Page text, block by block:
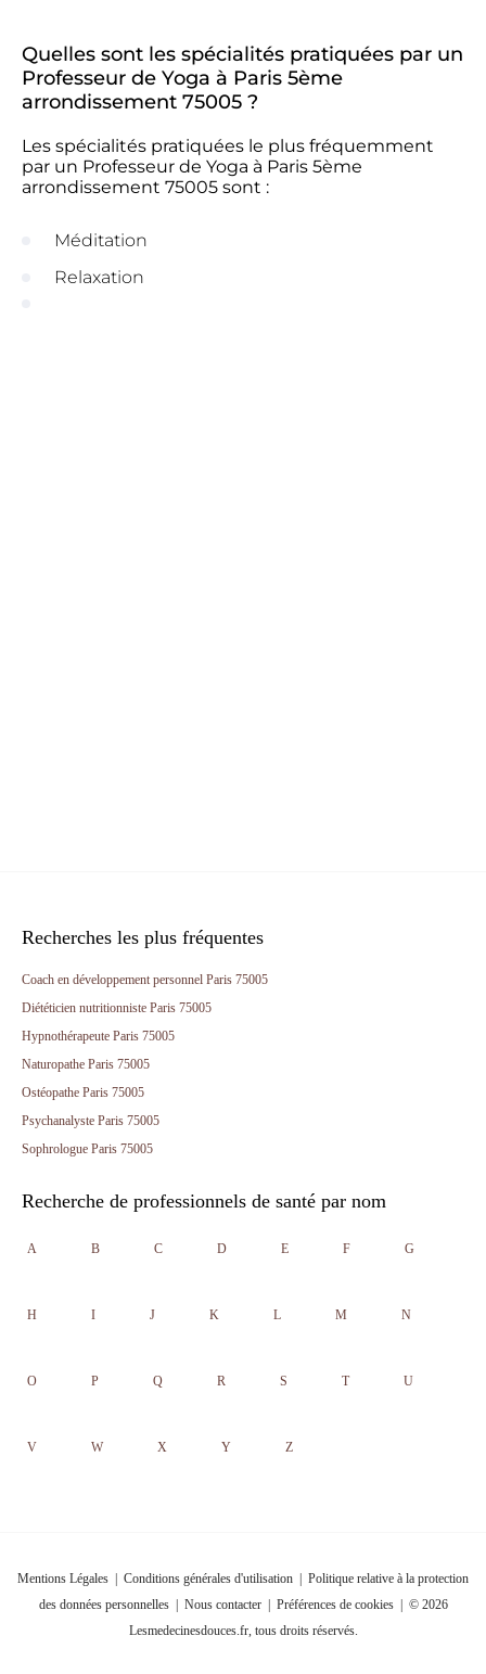
Quelles sont les spécialités pratiquées par un
Professeur de Yoga à Paris 5ème
arrondissement 75005 ?
Les spécialités pratiquées le plus fréquemment
par un Professeur de Yoga à Paris 5ème
arrondissement 75005 sont :
Méditation
Relaxation
Recherches les plus fréquentes
Coach en développement personnel Paris 75005
Diététicien nutritionniste Paris 75005
Hypnothérapeute Paris 75005
Naturopathe Paris 75005
Ostéopathe Paris 75005
Psychanalyste Paris 75005
Sophrologue Paris 75005
Recherche de professionnels de santé par nom
A B C D E F G
H I J K L M N
O P Q R S T U
V W X Y Z
Mentions Légales Conditions générales d'utilisation
Politique relative à la protection
des données personnelles| Nous contacter| Préférences de cookies| © 2026
Lesmedecinesdouces.fr, tous droits réservés.